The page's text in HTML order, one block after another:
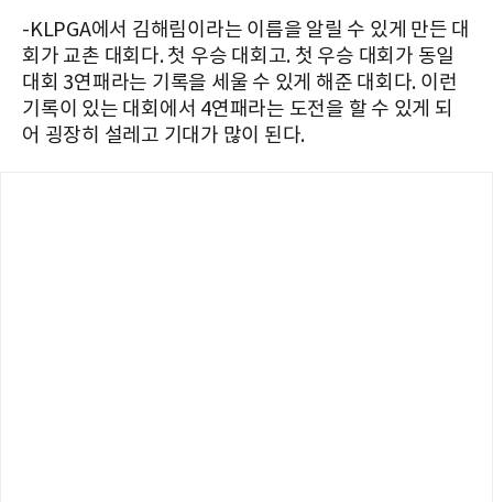
-KLPGA에서 김해림이라는 이름을 알릴 수 있게 만든 대
회가 교촌 대회다. 첫 우승 대회고. 첫 우승 대회가 동일
대회 3연패라는 기록을 세울 수 있게 해준 대회다. 이런
기록이 있는 대회에서 4연패라는 도전을 할 수 있게 되
어 굉장히 설레고 기대가 많이 된다.